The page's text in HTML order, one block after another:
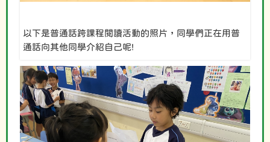
以下是普通話跨課程閱讀活動的照片，同學們正在用普
通話向其他同學介紹自己呢!